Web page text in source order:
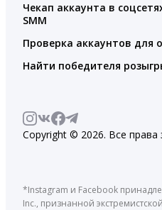
Чекап аккаунта в
SMM
Проверка аккаунтов для
Найти победителя
Copyright © 2026. Все
*Instagram и Facebook
Inc., признанной